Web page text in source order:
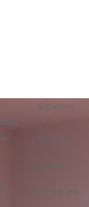
Síguenos
facebook
twitter
instagram